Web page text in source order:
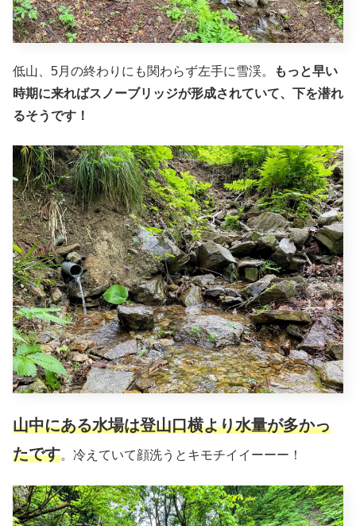
低山、5月の終わりにも関わらず左手に雪渓。
もっと早い
時期に来ればスノーブリッジが形成されていて、下を潜れ
るそうです！
山中にある水場は登山口横より水量が多かっ
たです。冷えていて顔洗うとキモチイイーーー！